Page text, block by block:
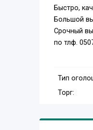
Быстро,
Большой
Срочный
по тлф.
Тип
Торг: